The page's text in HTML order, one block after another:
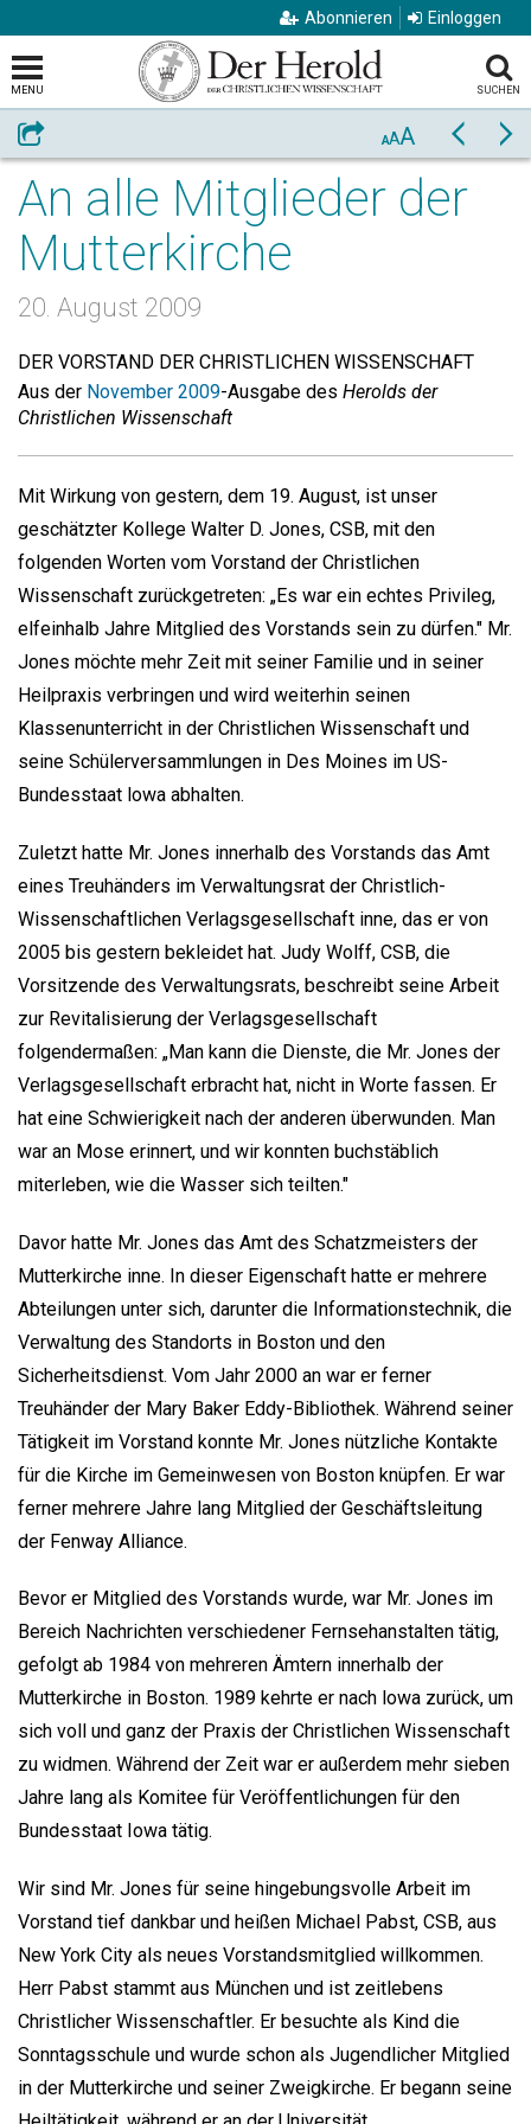
Abonnieren Einloggen
MENU SUCHEN
Weiterempfehlen AAA Zurück
An alle Mitglieder der
Mutterkirche
20. August 2009
DER VORSTAND DER CHRISTLICHEN WISSENSCHAFT
Aus der November 2009-Ausgabe des Herolds der
Christlichen Wissenschaft
Mit Wirkung von gestern, dem 19. August, ist unser
geschätzter Kollege Walter D. Jones, CSB, mit den
folgenden Worten vom Vorstand der Christlichen
Wissenschaft zurückgetreten: „Es war ein echtes Privileg,
elfeinhalb Jahre Mitglied des Vorstands sein zu dürfen." Mr.
Jones möchte mehr Zeit mit seiner Familie und in seiner
Heilpraxis verbringen und wird weiterhin seinen
Klassenunterricht in der Christlichen Wissenschaft und
seine Schülerversammlungen in Des Moines im US-
Bundesstaat lowa abhalten.
Zuletzt hatte Mr. Jones innerhalb des Vorstands das Amt
eines Treuhänders im Verwaltungsrat der Christlich-
Wissenschaftlichen Verlagsgesellschaft inne, das er von
2005 bis gestern bekleidet hat. Judy Wolff, CSB, die
Vorsitzende des Verwaltungsrats, beschreibt seine Arbeit
zur Revitalisierung der Verlagsgesellschaft
folgendermaßen: „Man kann die Dienste, die Mr. Jones der
Verlagsgesellschaft erbracht hat, nicht in Worte fassen. Er
hat eine Schwierigkeit nach der anderen überwunden. Man
war an Mose erinnert, und wir konnten buchstäblich
miterleben, wie die Wasser sich teilten."
Davor hatte Mr. Jones das Amt des Schatzmeisters der
Mutterkirche inne. In dieser Eigenschaft hatte er mehrere
Abteilungen unter sich, darunter die Informationstechnik, die
Verwaltung des Standorts in Boston und den
Sicherheitsdienst. Vom Jahr 2000 an war er ferner
Treuhänder der Mary Baker Eddy-Bibliothek. Während seiner
Tätigkeit im Vorstand konnte Mr. Jones nützliche Kontakte
für die Kirche im Gemeinwesen von Boston knüpfen. Er war
ferner mehrere Jahre lang Mitglied der Geschäftsleitung
der Fenway Alliance.
Bevor er Mitglied des Vorstands wurde, war Mr. Jones im
Bereich Nachrichten verschiedener Fernsehanstalten tätig,
gefolgt ab 1984 von mehreren Ämtern innerhalb der
Mutterkirche in Boston. 1989 kehrte er nach lowa zurück, um
sich voll und ganz der Praxis der Christlichen Wissenschaft
zu widmen. Während der Zeit war er außerdem mehr sieben
Jahre lang als Komitee für Veröffentlichungen für den
Bundesstaat Iowa tätig.
Wir sind Mr. Jones für seine hingebungsvolle Arbeit im
Vorstand tief dankbar und heißen Michael Pabst, CSB, aus
New York City als neues Vorstandsmitglied willkommen.
Herr Pabst stammt aus München und ist zeitlebens
Christlicher Wissenschaftler. Er besuchte als Kind die
Sonntagsschule und wurde schon als Jugendlicher Mitglied
in der Mutterkirche und seiner Zweigkirche. Er begann seine